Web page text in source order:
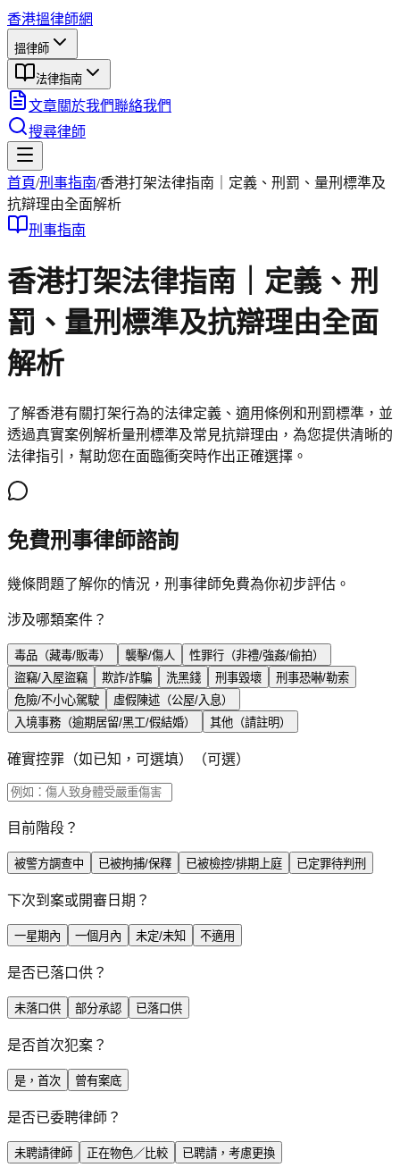
香港搵律師網
搵律師
法律指南
文章關於我們聯絡我們
搜尋律師
首頁/刑事指南/香港打架法律指南｜定義、刑罰、量刑標準及
抗辯理由全面解析
刑事指南
香港打架法律指南｜定義、刑
罰、量刑標準及抗辯理由全面
解析
了解香港有關打架行為的法律定義、適用條例和刑罰標準，並
透過真實案例解析量刑標準及常見抗辯理由，為您提供清晰的
法律指引，幫助您在面臨衝突時作出正確選擇。
免費刑事律師諮詢
幾條問題了解你的情況，刑事律師免費為你初步評估。
涉及哪類案件？
毒品（藏毒/販毒） 襲擊/傷人
性罪行（非禮/強姦/偷拍）
盜竊/入屋盜竊
欺詐/詐騙 洗黑錢 刑事毀壞
刑事恐嚇/勒索
危險/不小心駕駛
虛假陳述（公屋/入息）
入境事務（逾期居留/黑工/假結婚）
其他（請註明）
確實控罪（如已知，可選填） （可選）
目前階段？
被警方調查中 已被拘捕/保釋 已被檢控/排期上庭 已定罪待判刑
下次到案或開審日期？
一星期內 一個月內 未定/未知 不適用
是否已落口供？
未落口供 部分承認 已落口供
是否首次犯案？
是，首次 曾有案底
是否已委聘律師？
未聘請律師 正在物色／比較 已聘請，考慮更換